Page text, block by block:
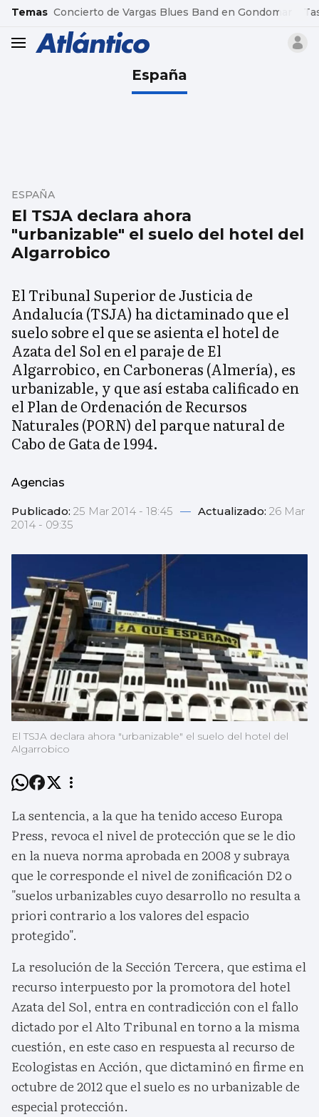
common.go-to-content
Temas Concierto de Vargas Blues Band en Gondomar
header.menu.open
España
El TSJA declara ahora
"urbanizable" el suelo del hotel del
Algarrobico
ESPAÑA
El Tribunal Superior de Justicia de
Andalucía (TSJA) ha dictaminado que el
suelo sobre el que se asienta el hotel de
Azata del Sol en el paraje de El
Algarrobico, en Carboneras (Almería), es
urbanizable, y que así estaba calificado en
el Plan de Ordenación de Recursos
Naturales (PORN) del parque natural de
Cabo de Gata de 1994.
Agencias
Publicado: 25 Mar 2014 - 18:45 — Actualizado: 26 Mar
2014 - 09:35
El TSJA declara ahora "urbanizable" el suelo del hotel del
Algarrobico
La sentencia, a la que ha tenido acceso Europa
Press, revoca el nivel de protección que se le dio
en la nueva norma aprobada en 2008 y subraya
que le corresponde el nivel de zonificación D2 o
"suelos urbanizables cuyo desarrollo no resulta a
priori contrario a los valores del espacio
protegido".
La resolución de la Sección Tercera, que estima el
recurso interpuesto por la promotora del hotel
Azata del Sol, entra en contradicción con el fallo
dictado por el Alto Tribunal en torno a la misma
cuestión, en este caso en respuesta al recurso de
Ecologistas en Acción, que dictaminó en firme en
octubre de 2012 que el suelo es no urbanizable de
especial protección.